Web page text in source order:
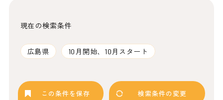
現在の検索条件
広島県 10月開始、10月スタート
この条件を保存 検索条件の変更